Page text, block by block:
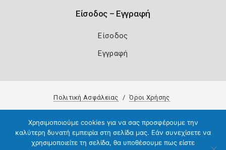
Είσοδος – Εγγραφή
Είσοδος
Εγγραφή
Πολιτική Ασφάλειας Όροι Χρήσης
Χρησιμοποιούμε cookies για να σας προσφέρουμε την
καλύτερη δυνατή εμπειρία στη σελίδα μας. Εάν συνεχίσετε να
χρησιμοποιείτε τη σελίδα, θα υποθέσουμε πως είστε